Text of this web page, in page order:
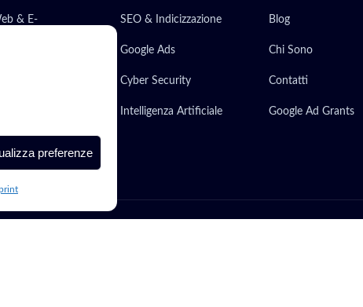
preferenze
& E-
SEO & Indicizzazione
Google Ads
Cyber Security
Intelligenza Artificiale
Blog
Chi Sono
Contatti
Google Ad Grants